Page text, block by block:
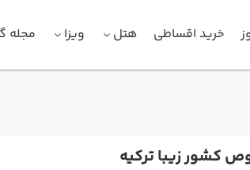
خرید اقساطی هتل ویزا مجله
کشور زیبا ترکیه